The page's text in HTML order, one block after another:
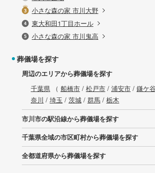
小さな森の家 市川大野
東大和田1丁目ホール
小さな森の家 市川鬼高
葬儀場を探す
周辺のエリアから葬儀場を探す
千葉県（ 船橋市/ 松戸市/ 浦安市/ 鎌ケ
奈川 / 埼玉 / 茨城/ 群馬/ 栃木
市川市の駅沿線から葬儀場を探す
千葉県全域の市区町村から葬儀場を探す
全都道府県から葬儀場を探す